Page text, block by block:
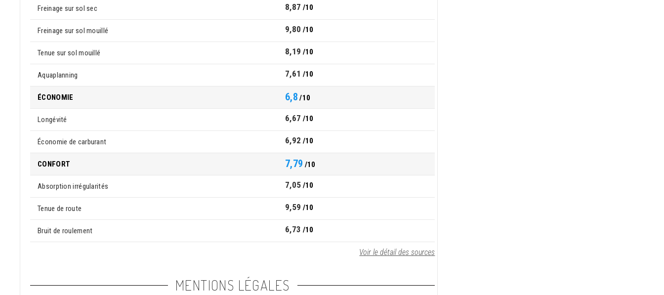
Freinage sur sol sec 8,87 /10
Freinage sur sol mouillé 9,80 /10
Tenue sur sol mouillé 8,19 /10
Aquaplanning 7,61 /10
ÉCONOMIE 6,8 /10
Longévité 6,67 /10
Économie de carburant 6,92 /10
CONFORT 7,79 /10
Absorption irrégularités 7,05 /10
Tenue de route 9,59 /10
Bruit de roulement 6,73 /10
Voir le détail des sources
MENTIONS LÉGALES